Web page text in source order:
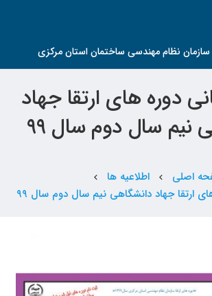
سازمان نظام مهندسی ساختمان استان مرکزی
دوره های ارتقا جهاد
نیم سال دوم سال ۹۹
اصلی chevron_left اطلاعیه ها chevron_left
ارتقا جهاد دانشگاهی نیم سال دوم سال ۹۹